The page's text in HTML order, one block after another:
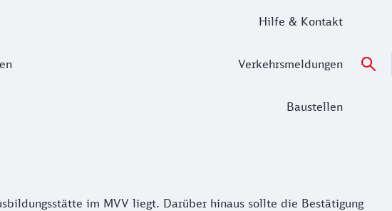
Hilfe & Kontakt
Verkehrsmeldungen
Baustellen
im MVV liegt. Darüber hinaus sollte die Bestätigung